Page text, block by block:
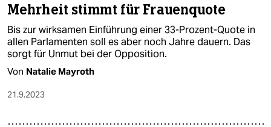
Mehrheit stimmt für Frauenquote
Bis zur wirksamen Einführung einer 33-Prozent-Quote in
allen Parlamenten soll es aber noch Jahre dauern. Das
sorgt für Unmut bei der Opposition.
Von Natalie Mayroth
21.9.2023